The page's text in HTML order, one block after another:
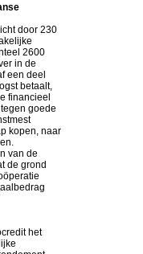
door 230
2600
in de
een deel
betaalt,
financieel
goede
kopen, naar
van de
de grond
het